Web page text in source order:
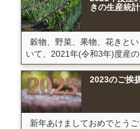
きの生産統
穀物、野菜、果物、花きと
いて、2021年(令和3年)度産の
2023のご挨
新年あけましておめでとう